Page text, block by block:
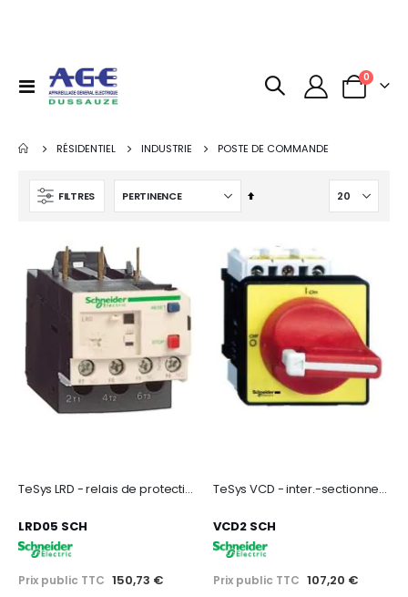
Basculer
Panier
0articles
RÉSIDENTIEL INDUSTRIE POSTE DE COMMANDE
FILTRES
Par
TeSys LRD - relais de protection thermique - 0,63..1A - classe 10A
LRD05 SCH
Prix public TTC 150,73 €
TeSys VCD - inter.-sectionneur - 3P - 690V 40A - poignée rouge cadenassable
VCD2 SCH
Prix public TTC 107,20 €